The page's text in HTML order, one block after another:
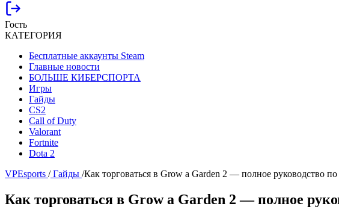
Гость
КАТЕГОРИЯ
Бесплатные аккаунты Steam
Главные новости
БОЛЬШЕ КИБЕРСПОРТА
Игры
Гайды
CS2
Call of Duty
Valorant
Fortnite
Dota 2
VPEsports / Гайды /Как торговаться в Grow a Garden 2 — полное руководство
Как торговаться в Grow a Garden 2 — полное